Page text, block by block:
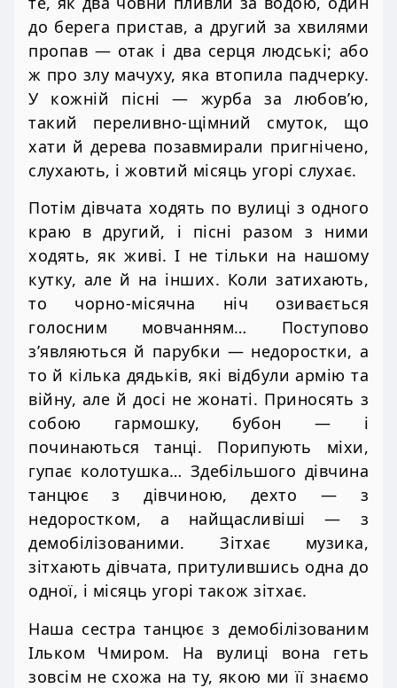
до берега пристав, а другий за хвилями
пропав — отак і два серця людські; або
ж про злу мачуху, яка втопила падчерку.
У кожній пісні — журба за любов’ю,
такий переливно-щімний смуток, що
хати й дерева позавмирали пригнічено,
слухають, і жовтий місяць угорі слухає.
Потім дівчата ходять по вулиці з одного
краю в другий, і пісні разом з ними
ходять, як живі. І не тільки на нашому
кутку, але й на інших. Коли затихають,
то чорно-місячна ніч озивається
голосним мовчанням… Поступово
з’являються й парубки — недоростки, а
то й кілька дядьків, які відбули армію та
війну, але й досі не жонаті. Приносять з
собою гармошку, бубон — і
починаються танці. Порипують міхи,
гупає колотушка… Здебільшого дівчина
танцює з дівчиною, дехто — з
недоростком, а найщасливіші — з
демобілізованими. Зітхає музика,
зітхають дівчата, притулившись одна до
одної, і місяць угорі також зітхає.
Наша сестра танцює з демобілізованим
Ільком Чмиром. На вулиці вона геть
зовсім не схожа на ту, якою ми її знаємо